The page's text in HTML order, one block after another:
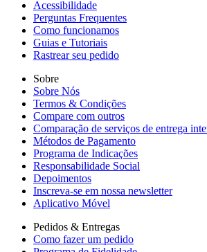
Acessibilidade
Perguntas Frequentes
Como funcionamos
Guias e Tutoriais
Rastrear seu pedido
Sobre
Sobre Nós
Termos & Condições
Compare com outros
Comparação de serviços de entrega
Métodos de Pagamento
Programa de Indicações
Responsabilidade Social
Depoimentos
Inscreva-se em nossa newsletter
Aplicativo Móvel
Pedidos & Entregas
Como fazer um pedido